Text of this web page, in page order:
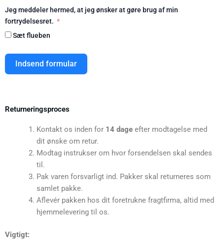
Jeg meddeler hermed, at jeg ønsker at gøre brug af min
fortrydelsesret.
Sæt flueben
Indsend formular
Returneringsproces
Kontakt os inden for 14 dageefter modtagelse med
dit ønske om retur.
Modtag instrukser om hvor forsendelsen skal sendes
til.
Pak varen forsvarligt ind. Pakker skal returneres som
samlet pakke.
Aflevér pakken hos dit foretrukne fragtfirma, altid med
hjemmelevering til os.
Vigtigt: